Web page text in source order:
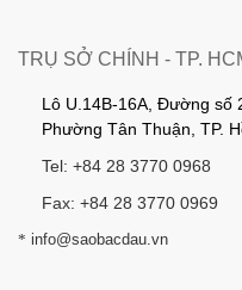
TRỤ SỞ CHÍNH - TP.
Lô U.14B-16A, Đường số
Phường Tân Thuận, TP.
Tel: +84 28 3770 0968
Fax: +84 28 3770 0969
* info@saobacdau.vn